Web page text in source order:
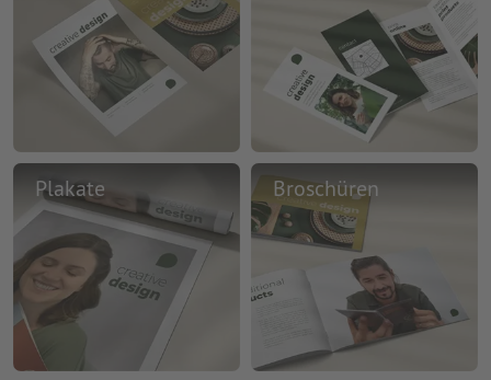
Plakate Broschüren